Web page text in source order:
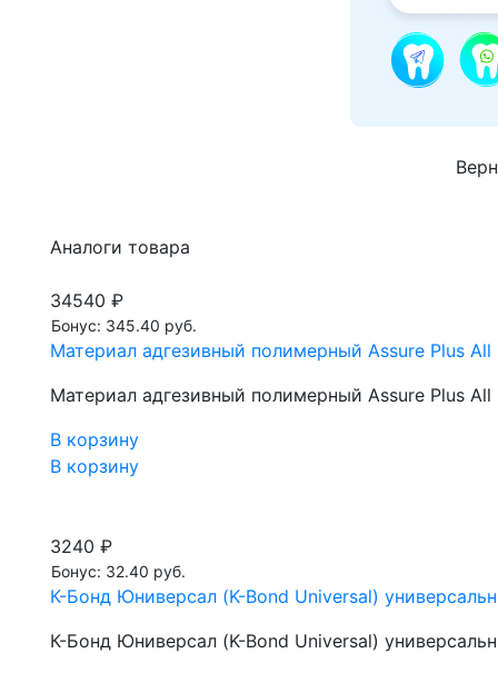
Аналоги товара
34540 ₽
Бонус: 345.40 руб.
Материал адгезивный полимерный Assure Plus
Материал адгезивный полимерный Assure Plus
В корзину
В корзину
3240 ₽
Бонус: 32.40 руб.
К-Бонд Юниверсал (K-Bond Universal)
К-Бонд Юниверсал (K-Bond Universal)